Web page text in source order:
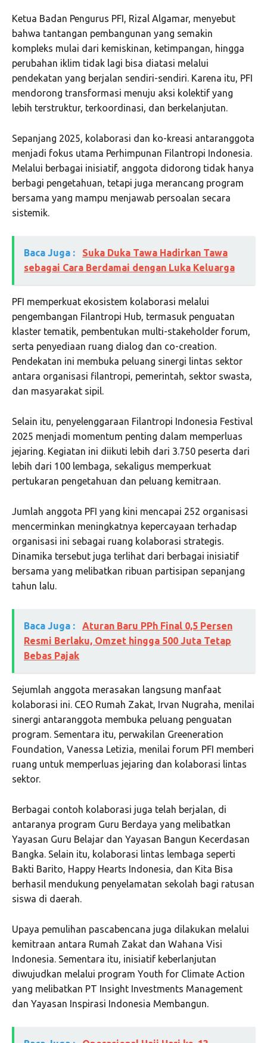
Ketua Badan Pengurus PFI, Rizal Algamar, menyebut
bahwa tantangan pembangunan yang semakin
kompleks mulai dari kemiskinan, ketimpangan, hingga
perubahan iklim tidak lagi bisa diatasi melalui
pendekatan yang berjalan sendiri-sendiri. Karena itu, PFI
mendorong transformasi menuju aksi kolektif yang
lebih terstruktur, terkoordinasi, dan berkelanjutan.
Sepanjang 2025, kolaborasi dan ko-kreasi antaranggota
menjadi fokus utama Perhimpunan Filantropi Indonesia.
Melalui berbagai inisiatif, anggota didorong tidak hanya
berbagi pengetahuan, tetapi juga merancang program
bersama yang mampu menjawab persoalan secara
sistemik.
Baca Juga :
Suka Duka Tawa Hadirkan Tawa
sebagai Cara Berdamai dengan Luka Keluarga
PFI memperkuat ekosistem kolaborasi melalui
pengembangan Filantropi Hub, termasuk penguatan
klaster tematik, pembentukan multi-stakeholder forum,
serta penyediaan ruang dialog dan co-creation.
Pendekatan ini membuka peluang sinergi lintas sektor
antara organisasi filantropi, pemerintah, sektor swasta,
dan masyarakat sipil.
Selain itu, penyelenggaraan Filantropi Indonesia Festival
2025 menjadi momentum penting dalam memperluas
jejaring. Kegiatan ini diikuti lebih dari 3.750 peserta dari
lebih dari 100 lembaga, sekaligus memperkuat
pertukaran pengetahuan dan peluang kemitraan.
Jumlah anggota PFI yang kini mencapai 252 organisasi
mencerminkan meningkatnya kepercayaan terhadap
organisasi ini sebagai ruang kolaborasi strategis.
Dinamika tersebut juga terlihat dari berbagai inisiatif
bersama yang melibatkan ribuan partisipan sepanjang
tahun lalu.
Baca Juga :
Aturan Baru PPh Final 0,5 Persen
Resmi Berlaku, Omzet hingga 500 Juta Tetap
Bebas Pajak
Sejumlah anggota merasakan langsung manfaat
kolaborasi ini. CEO Rumah Zakat, Irvan Nugraha, menilai
sinergi antaranggota membuka peluang penguatan
program. Sementara itu, perwakilan Greeneration
Foundation, Vanessa Letizia, menilai forum PFI memberi
ruang untuk memperluas jejaring dan kolaborasi lintas
sektor.
Berbagai contoh kolaborasi juga telah berjalan, di
antaranya program Guru Berdaya yang melibatkan
Yayasan Guru Belajar dan Yayasan Bangun Kecerdasan
Bangka. Selain itu, kolaborasi lintas lembaga seperti
Bakti Barito, Happy Hearts Indonesia, dan Kita Bisa
berhasil mendukung penyelamatan sekolah bagi ratusan
siswa di daerah.
Upaya pemulihan pascabencana juga dilakukan melalui
kemitraan antara Rumah Zakat dan Wahana Visi
Indonesia. Sementara itu, inisiatif keberlanjutan
diwujudkan melalui program Youth for Climate Action
yang melibatkan PT Insight Investments Management
dan Yayasan Inspirasi Indonesia Membangun.